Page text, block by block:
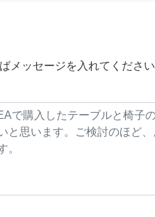
メッセージを入れてください